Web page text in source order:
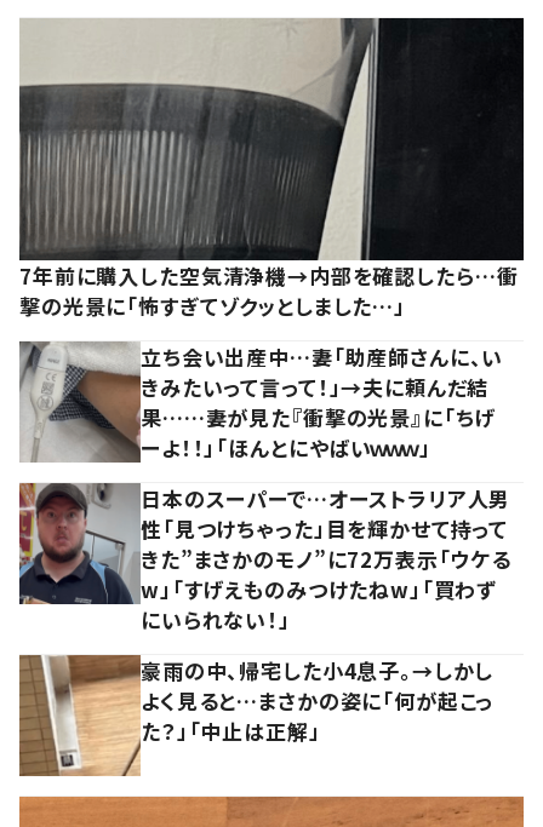
7年前に購入した空気清浄機→内部を確認したら…衝
撃の光景に「怖すぎてゾクッとしました…」
立ち会い出産中…妻「助産師さんに、い
きみたいって言って！」→夫に頼んだ結
果……妻が見た『衝撃の光景』に「ちげ
ーよ！！」「ほんとにやばいｗｗｗ」
日本のスーパーで…オーストラリア人男
性「見つけちゃった」目を輝かせて持って
きた”まさかのモノ”に72万表示「ウケる
w」「すげえものみつけたねw」「買わず
にいられない！」
豪雨の中、帰宅した小4息子。→しかし
よく見ると…まさかの姿に「何が起こっ
た？」「中止は正解」